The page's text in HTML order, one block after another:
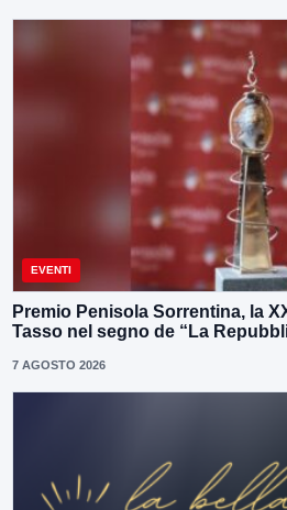
EVENTI
Premio Penisola Sorrentina, la
Tasso nel segno de “La
7 AGOSTO 2026